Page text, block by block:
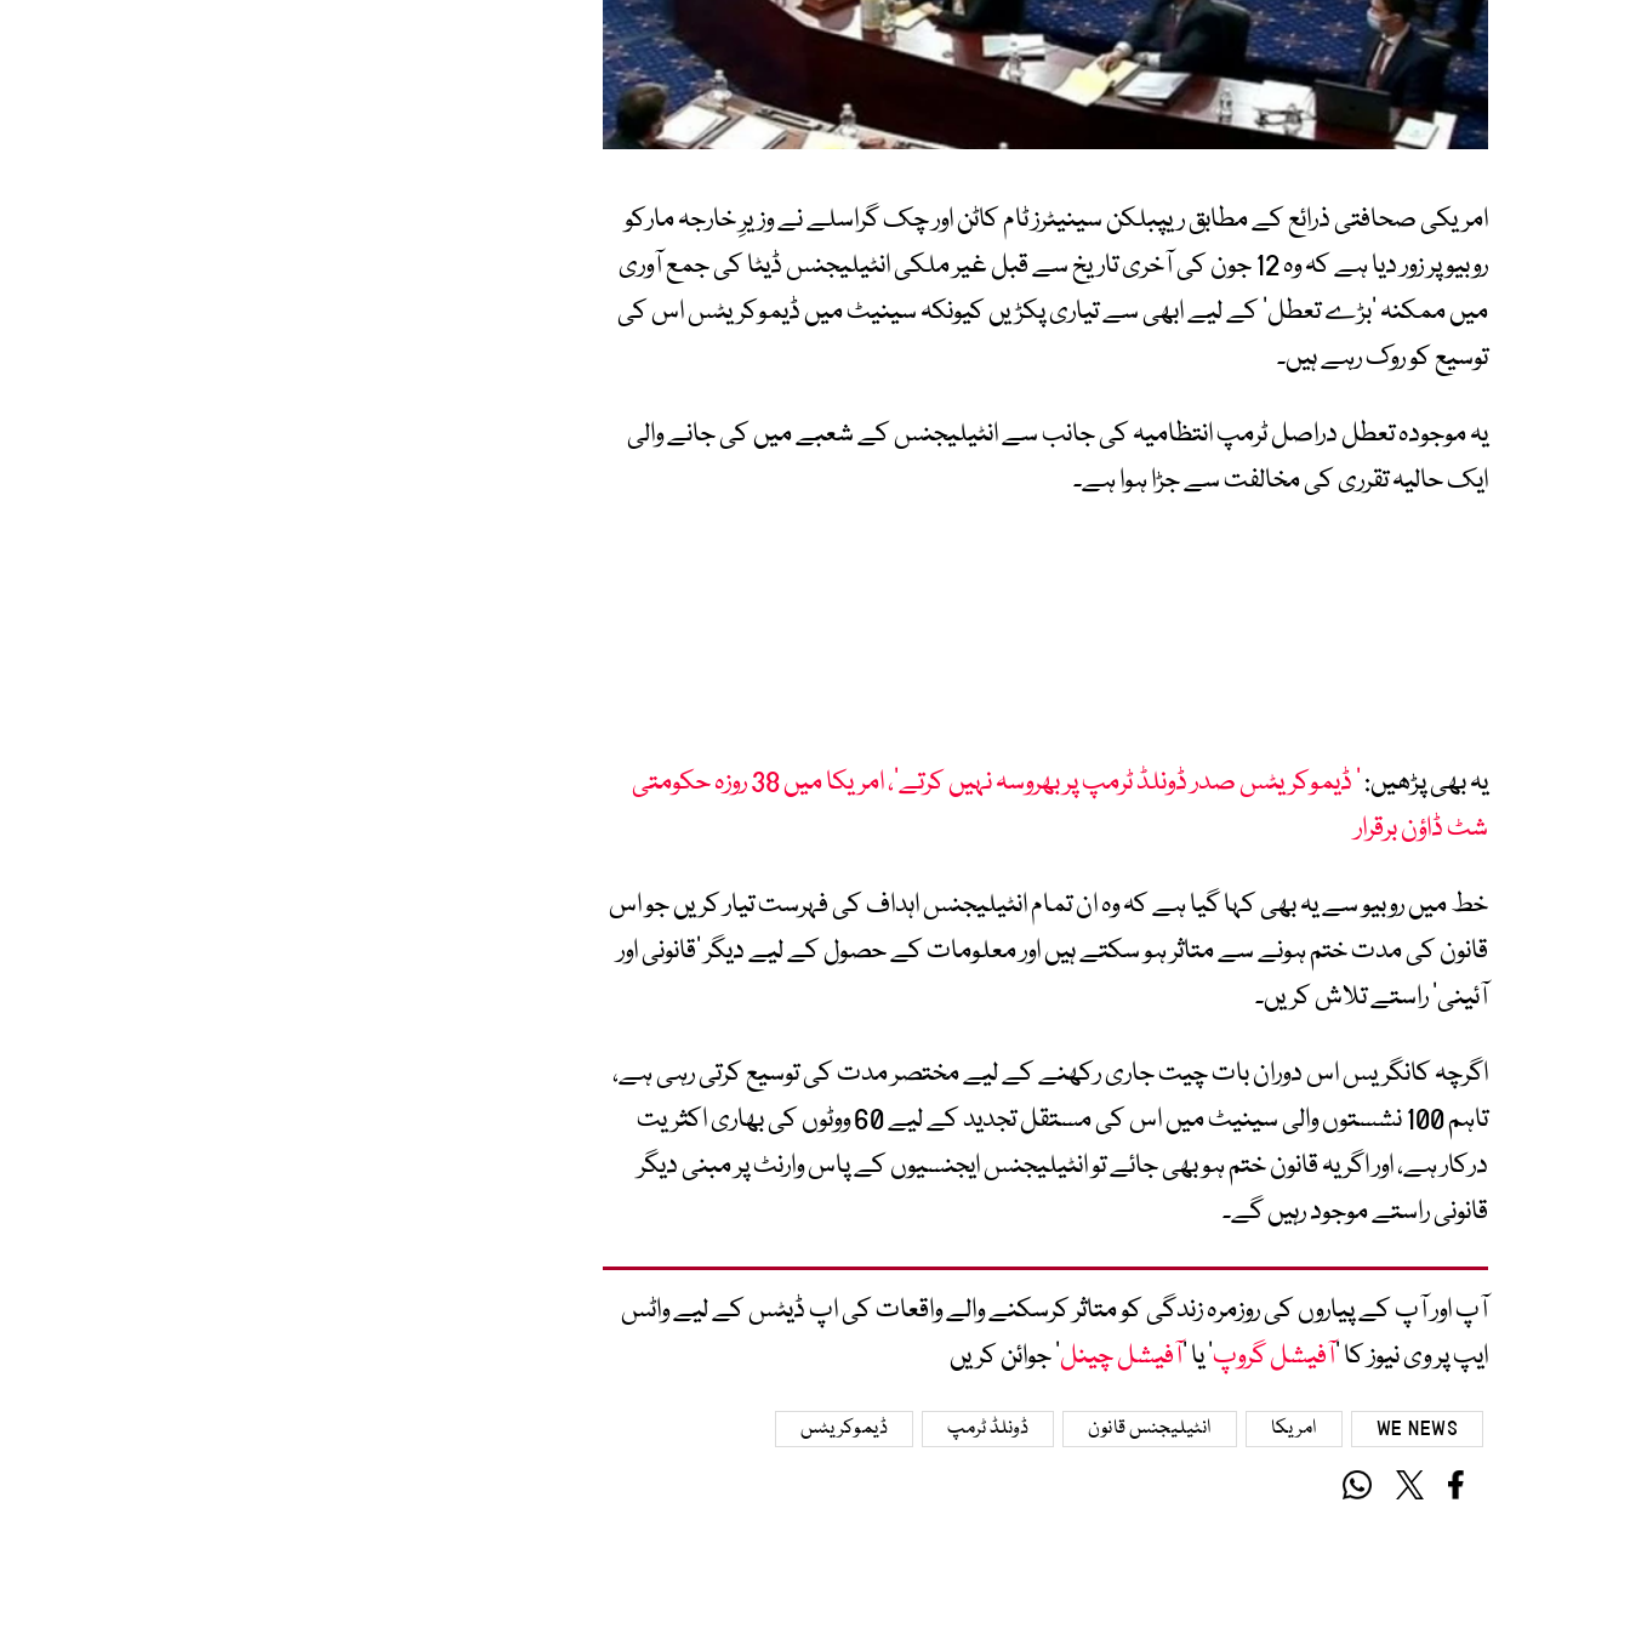
امریکی صحافتی ذرائع کے مطابق ریپبلکن سینیٹرز ٹام کاٹن اور چک گراسلے نے وزیرِ خارجہ مارکو
روبیو پر زور دیا ہے کہ وہ 12 جون کی آخری تاریخ سے قبل غیر ملکی انٹیلیجنس ڈیٹا کی جمع آوری
میں ممکنہ ‘بڑے تعطل’ کے لیے ابھی سے تیاری پکڑیں کیونکہ سینیٹ میں ڈیموکریٹس اس کی
توسیع کو روک رہے ہیں۔
یہ موجودہ تعطل دراصل ٹرمپ انتظامیہ کی جانب سے انٹیلیجنس کے شعبے میں کی جانے والی
ایک حالیہ تقرری کی مخالفت سے جڑا ہوا ہے۔
یہ بھی پڑھیں:
’ ڈیموکریٹس صدر ڈونلڈ ٹرمپ پر بھروسہ نہیں کرتے‘، امریکا میں 38 روزہ حکومتی
شٹ ڈاؤن برقرار
خط میں روبیو سے یہ بھی کہا گیا ہے کہ وہ ان تمام انٹیلیجنس اہداف کی فہرست تیار کریں جو اس
قانون کی مدت ختم ہونے سے متاثر ہو سکتے ہیں اور معلومات کے حصول کے لیے دیگر ‘قانونی اور
آئینی’ راستے تلاش کریں۔
اگرچہ کانگریس اس دوران بات چیت جاری رکھنے کے لیے مختصر مدت کی توسیع کرتی رہی ہے،
تاہم 100 نشستوں والی سینیٹ میں اس کی مستقل تجدید کے لیے 60 ووٹوں کی بھاری اکثریت
درکار ہے، اور اگر یہ قانون ختم ہو بھی جائے تو انٹیلیجنس ایجنسیوں کے پاس وارنٹ پر مبنی دیگر
قانونی راستے موجود رہیں گے۔
آپ اور آپ کے پیاروں کی روزمرہ زندگی کو متاثر کرسکنے والے واقعات کی اپ ڈیٹس کے لیے واٹس
ایپ پر وی نیوز کا ’آفیشل گروپ‘ یا ’آفیشل چینل‘ جوائن کریں
WE NEWS امریکا انٹیلیجنس قانون ڈونلڈ ٹرمپ ڈیموکریٹس